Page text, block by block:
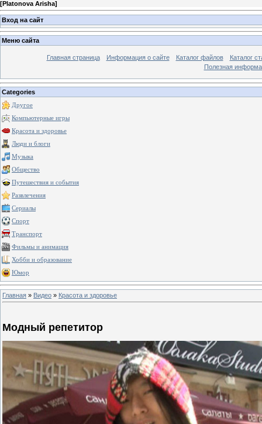
[Platonova Arisha]
Вход на сайт
Меню сайта
Главная страница Информация о сайте Каталог файлов
Каталог
Полезная
Categories
Другое
Компьютерные игры
Красота и здоровье
Люди и блоги
Музыка
Общество
Путешествия и события
Развлечения
Сериалы
Спорт
Транспорт
Фильмы и анимация
Хобби и образование
Юмор
Главная » Видео » Красота и здоровье
Модный репетитор